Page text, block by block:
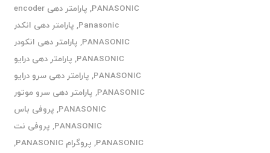
PANASONIC
,
پارامتر دهی encoder
Panasonic
, پارامتر دهی انکدر
PANASONIC
, پارامتر دهی انکودر
PANASONIC
, پارامتر دهی درایو
PANASONIC
, پارامتر دهی سرو درایو
PANASONIC
, پارامتر دهی سرو موتور
PANASONIC
, پروفی باس
PANASONIC
, پروفی نت
PANASONIC
, پروگرام PANASONIC
,